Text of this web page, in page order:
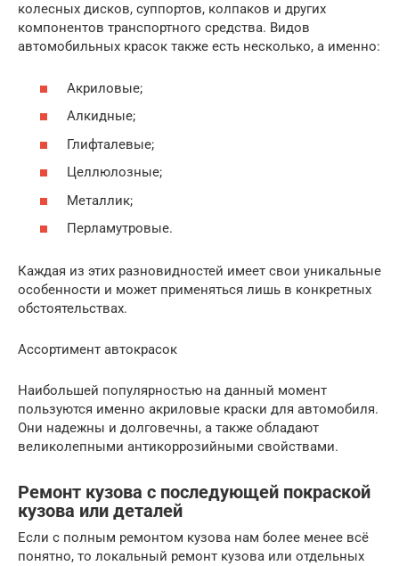
колесных дисков, суппортов, колпаков и других
компонентов транспортного средства. Видов
автомобильных красок также есть несколько, а именно:
Акриловые;
Алкидные;
Глифталевые;
Целлюлозные;
Металлик;
Перламутровые.
Каждая из этих разновидностей имеет свои уникальные
особенности и может применяться лишь в конкретных
обстоятельствах.
Ассортимент автокрасок
Наибольшей популярностью на данный момент
пользуются именно акриловые краски для автомобиля.
Они надежны и долговечны, а также обладают
великолепными антикоррозийными свойствами.
Ремонт кузова с последующей покраской
кузова или деталей
Если с полным ремонтом кузова нам более менее всё
понятно, то локальный ремонт кузова или отдельных